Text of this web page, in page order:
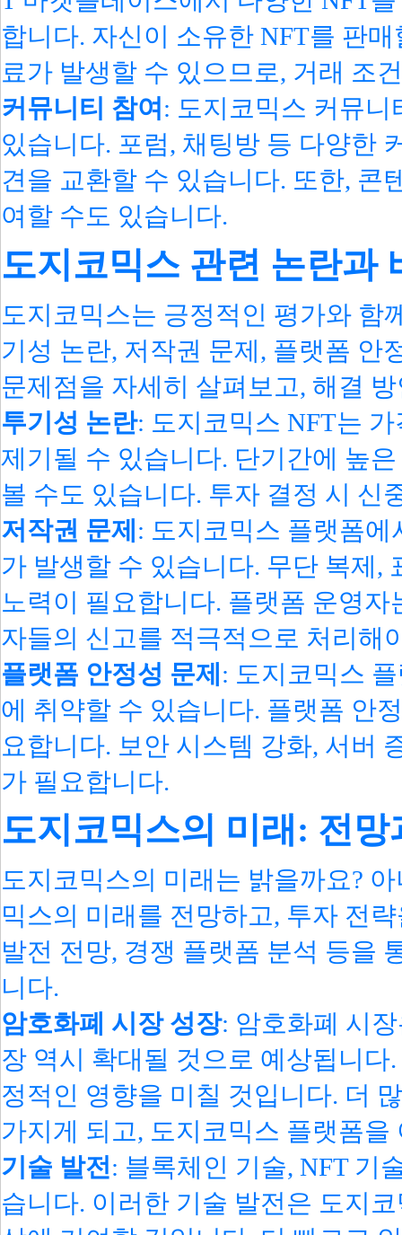
합니다. 자신이 소유한 NFT를 판
료가 발생할 수 있으므로, 거래 조
커뮤니티 참여 : 도지코믹스 커뮤
있습니다. 포럼, 채팅방 등 다양한
견을 교환할 수 있습니다. 또한, 콘
여할 수도 있습니다.
도지코믹스 관련 논란과
도지코믹스는 긍정적인 평가와 함
기성 논란, 저작권 문제, 플랫폼 안
문제점을 자세히 살펴보고, 해결
투기성 논란: 도지코믹스 NFT는
제기될 수 있습니다. 단기간에 높
볼 수도 있습니다. 투자 결정 시 신
저작권 문제 : 도지코믹스 플랫폼
가 발생할 수 있습니다. 무단 복제,
노력이 필요합니다. 플랫폼 운영
자들의 신고를 적극적으로 처리해
플랫폼 안정성 문제 : 도지코믹스
에 취약할 수 있습니다. 플랫폼 안
요합니다. 보안 시스템 강화, 서버
가 필요합니다.
도지코믹스의 미래: 전망
도지코믹스의 미래는 밝을까요?
믹스의 미래를 전망하고, 투자 전
발전 전망, 경쟁 플랫폼 분석 등을
니다.
암호화폐 시장 성장: 암호화폐 시
장 역시 확대될 것으로 예상됩니
정적인 영향을 미칠 것입니다. 더
가지게 되고, 도지코믹스 플랫폼을
기술 발전: 블록체인 기술, NFT 기
습니다. 이러한 기술 발전은 도지